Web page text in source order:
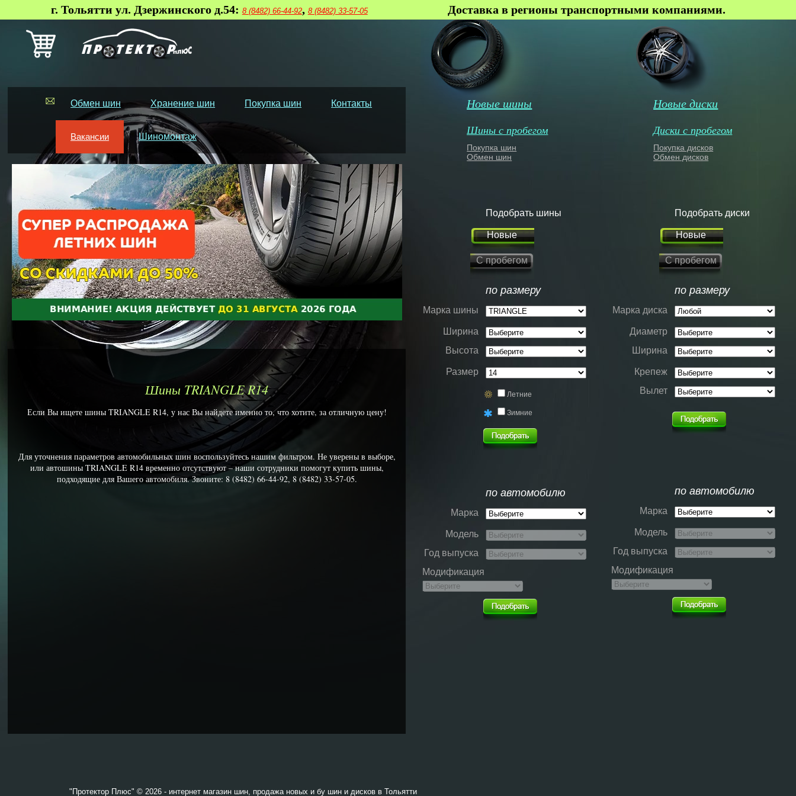
г. Тольятти ул. Дзержинского д.54: 8 (8482) 66-44-92, 8 (8482) 33-57-05 Доставка в регионы транспортными компаниями.
Обмен шин Хранение шин Покупка шин Контакты
Вакансии Шиномонтаж
Шины TRIANGLE R14
Если Вы ищете шины TRIANGLE R14, у нас Вы найдете именно то, что хотите, за отличную цену!
Для уточнения параметров автомобильных шин воспользуйтесь нашим фильтром. Не уверены в выборе,
или автошины TRIANGLE R14 временно отсутствуют – наши сотрудники помогут купить шины,
подходящие для Вашего автомобиля. Звоните: 8 (8482) 66-44-92, 8 (8482) 33-57-05.
Новые шины
Шины с пробегом
Покупка шин
Обмен шин
Новые диски
Диски с пробегом
Покупка дисков
Обмен дисков
Подобрать шины
Новые
С пробегом
по размеру
Марка шины
Ширина
Высота
Размер
Летние
Зимние
по автомобилю
Марка
Модель
Год выпуска
Модификация
Подобрать диски
Новые
С пробегом
по размеру
Марка диска
Диаметр
Ширина
Крепеж
Вылет
по автомобилю
Марка
Модель
Год выпуска
Модификация
"Протектор Плюс" © 2026 - интернет магазин шин, продажа новых и бу шин и дисков в Тольятти